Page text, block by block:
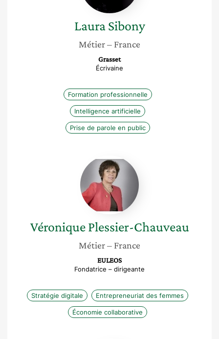
Laura Sibony
Métier– France
Grasset
Écrivaine
Formation professionnelle
Intelligence artificielle
Prise de parole en public
Véronique
Plessier-
Chauveau
Véronique Plessier-Chauveau
Métier– France
EULEOS
Fondatrice – dirigeante
Stratégie digitale Entrepreneuriat des femmes
Économie collaborative